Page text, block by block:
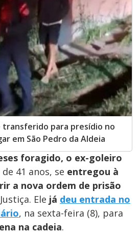
transferido para presídio no
em São Pedro da Aldeia
foragido, o ex-goleiro
de 41 anos, se entregou à
a nova ordem de prisão
Ele já deu entrada no
, na sexta-feira (8), para
na cadeia.